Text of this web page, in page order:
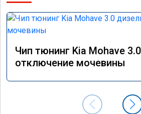
Чип тюнинг Kia Mohave
отключение мочевины